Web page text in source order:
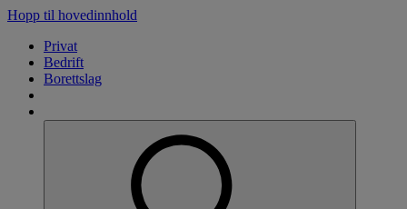
Hopp til hovedinnhold
Privat
Bedrift
Borettslag